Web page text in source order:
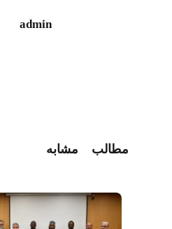
admin
مطالب مشابه